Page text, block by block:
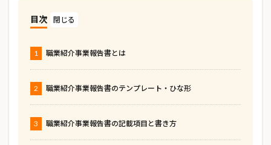
目次
1 職業紹介事業報告書とは
2 職業紹介事業報告書のテンプレート・ひな形
3 職業紹介事業報告書の記載項目と書き方